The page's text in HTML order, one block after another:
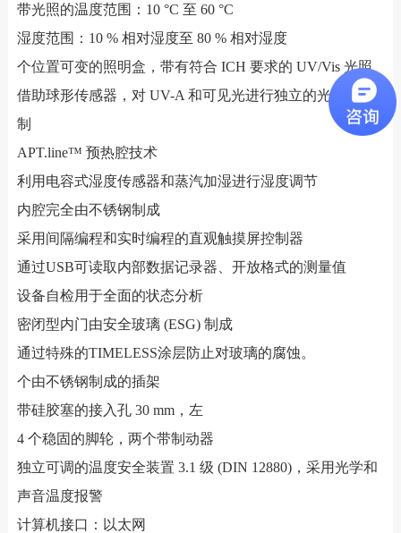
带光照的温度范围：10 °C 至 60 °C
湿度范围：10 % 相对湿度至 80 % 相对湿度
个位置可变的照明盒，带有符合 ICH 要求的 UV/Vis 光照
借助球形传感器，对 UV-A 和可见光进行独立的光剂量控
制
APT.line™ 预热腔技术
利用电容式湿度传感器和蒸汽加湿进行湿度调节
内腔完全由不锈钢制成
采用间隔编程和实时编程的直观触摸屏控制器
通过USB可读取内部数据记录器、开放格式的测量值
设备自检用于全面的状态分析
密闭型内门由安全玻璃 (ESG) 制成
通过特殊的TIMELESS涂层防止对玻璃的腐蚀。
个由不锈钢制成的插架
带硅胶塞的接入孔 30 mm，左
4 个稳固的脚轮，两个带制动器
独立可调的温度安全装置 3.1 级 (DIN 12880)，采用光学和
声音温度报警
计算机接口：以太网